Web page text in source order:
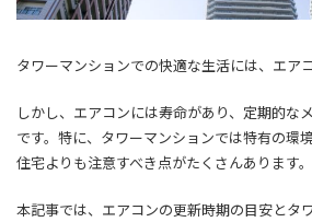
タワーマンションでの快適な生活には、エア
しかし、エアコンには寿命があり、定期的な
です。特に、タワーマンションでは特有の環
住宅よりも注意すべき点がたくさんあります。
本記事では、エアコンの更新時期の目安とタ